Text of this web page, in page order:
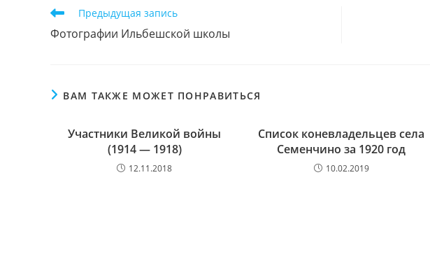
Читать
статьи
Предыдущая запись
Фотографии Ильбешской школы
ВАМ ТАКЖЕ МОЖЕТ ПОНРАВИТЬСЯ
Участники Великой войны
(1914 — 1918)
12.11.2018
Список коневладельцев села
Семенчино за 1920 год
10.02.2019